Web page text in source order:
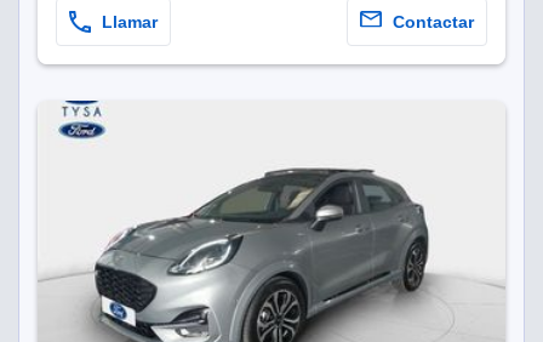
Llamar Contactar